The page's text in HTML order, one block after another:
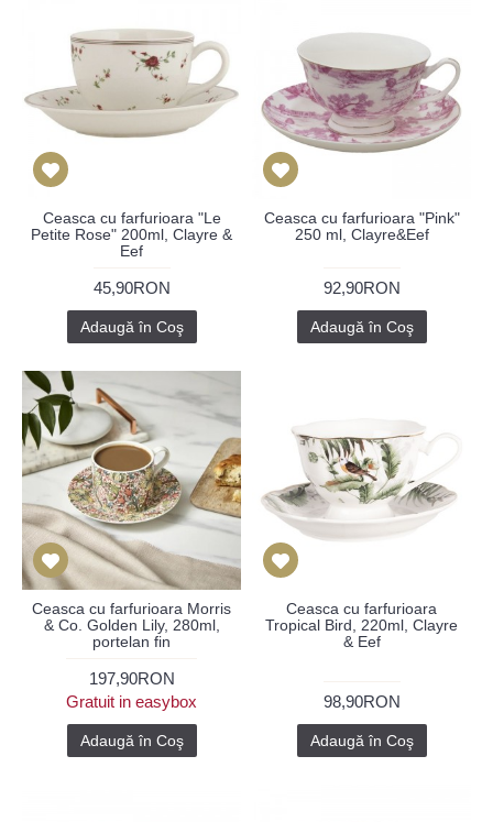
Ceasca cu farfurioara "Le
Petite Rose" 200ml, Clayre &
Eef
45,90RON
Adaugă în Coş
Ceasca cu farfurioara "Pink"
250 ml, Clayre&Eef
92,90RON
Adaugă în Coş
Ceasca cu farfurioara Morris
& Co. Golden Lily, 280ml,
portelan fin
197,90RON
Gratuit in easybox
Adaugă în Coş
Ceasca cu farfurioara
Tropical Bird, 220ml, Clayre
& Eef
98,90RON
Adaugă în Coş